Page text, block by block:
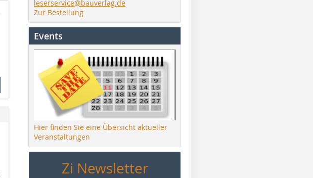
leserservice@bauverlag.de
Zur Bestellung
Events
Hier finden Sie eine Übersicht aktueller
Veranstaltungen
Zi Newsletter